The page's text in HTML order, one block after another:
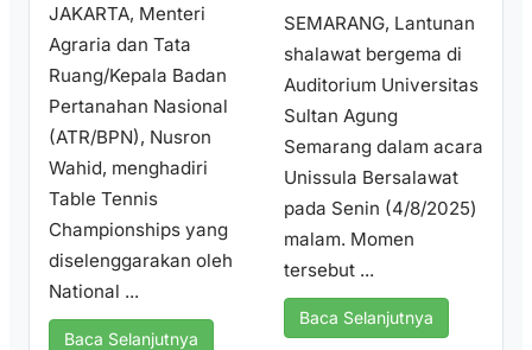
JAKARTA, Menteri
Agraria dan Tata
Ruang/Kepala Badan
Pertanahan Nasional
(ATR/BPN), Nusron
Wahid, menghadiri
Table Tennis
Championships yang
diselenggarakan oleh
National ...
Baca Selanjutnya
SEMARANG, Lantunan
shalawat bergema di
Auditorium Universitas
Sultan Agung
Semarang dalam acara
Unissula Bersalawat
pada Senin (4/8/2025)
malam. Momen
tersebut ...
Baca Selanjutnya